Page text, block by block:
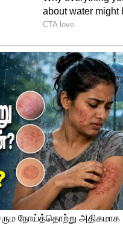
காம்போ!
ஆனா, குழந்தைகள்
வெங்காயம் கலந்து,
டைம்ல